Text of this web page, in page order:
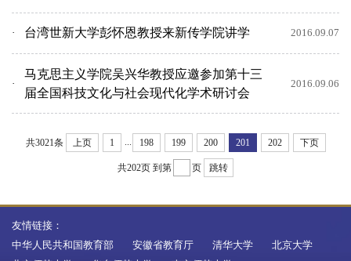
台湾世新大学彭怀恩教授来新传学院讲学 2016.09.07
马克思主义学院吴兴华教授应邀参加第十三
届全国科技文化与社会现代化学术研讨会
2016.09.06
共3021条 上页 1 ... 198 199 200 201 202 下页
共202页 到第 页 跳转
友情链接：
中华人民共和国教育部
安徽省教育厅 清华大学
北京大学